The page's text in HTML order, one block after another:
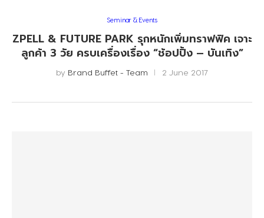
Seminar & Events
ZPELL & FUTURE PARK รุกหนักเพิ่มทราฟฟิค เจาะ
ลูกค้า 3 วัย ครบเครื่องเรื่อง “ช้อปปิ้ง – บันเทิง”
by Brand Buffet - Team 2 June 2017